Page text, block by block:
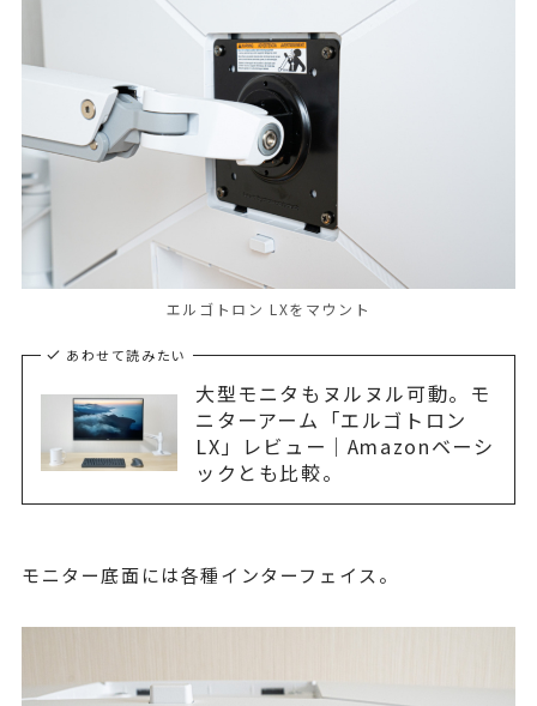
エルゴトロン LXをマウント
あわせて読みたい
大型モニタもヌルヌル可動。モ
ニターアーム「エルゴトロン
LX」レビュー｜Amazonベーシ
ックとも比較。
モニター底面には各種インターフェイス。